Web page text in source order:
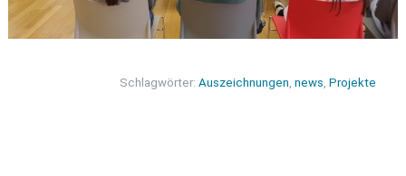
Schlagwörter:Auszeichnungen,news,Projekte